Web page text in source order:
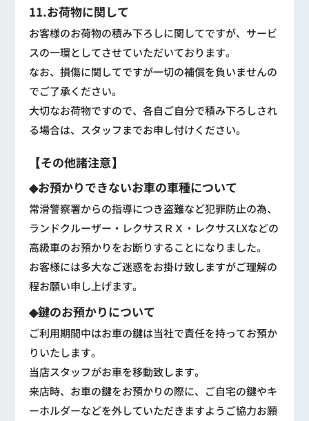
11.お荷物に関して
お客様のお荷物の積み下ろしに関してですが、サービ
スの一環としてさせていただいております。
なお、損傷に関してですが一切の補償を負いませんの
でご了承ください。
大切なお荷物ですので、各自ご自分で積み下ろしされ
る場合は、スタッフまでお申し付けください。
【その他諸注意】
◆お預かりできないお車の車種について
常滑警察署からの指導につき盗難など犯罪防止の為、
ランドクルーザー・レクサスＲＸ・レクサスLXなどの
高級車のお預かりをお断りすることになりました。
お客様には多大なご迷惑をお掛け致しますがご理解の
程お願い申し上げます。
◆鍵のお預かりについて
ご利用期間中はお車の鍵は当社で責任を持ってお預か
りいたします。
当店スタッフがお車を移動致します。
来店時、お車の鍵をお預かりの際に、ご自宅の鍵やキ
ーホルダーなどを外していただきますようご協力お願